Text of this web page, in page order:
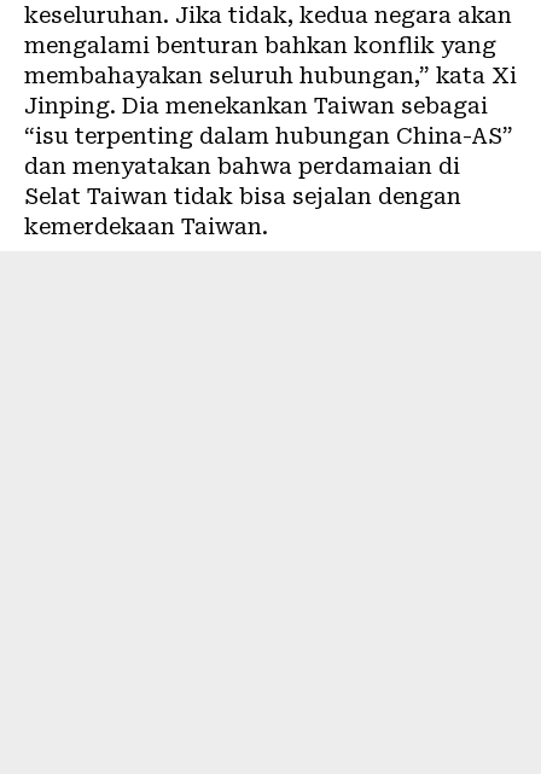
keseluruhan. Jika tidak, kedua negara akan
mengalami benturan bahkan konflik yang
membahayakan seluruh hubungan,” kata Xi
Jinping. Dia menekankan Taiwan sebagai
“isu terpenting dalam hubungan China-AS”
dan menyatakan bahwa perdamaian di
Selat Taiwan tidak bisa sejalan dengan
kemerdekaan Taiwan.